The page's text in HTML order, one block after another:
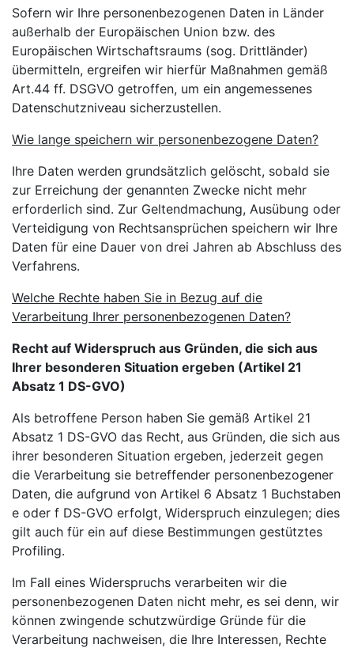
Sofern wir Ihre personenbezogenen Daten in Länder
außerhalb der Europäischen Union bzw. des
Europäischen Wirtschaftsraums (sog. Drittländer)
übermitteln, ergreifen wir hierfür Maßnahmen gemäß
Art.44 ff. DSGVO getroffen, um ein angemessenes
Datenschutzniveau sicherzustellen.
Wie lange speichern wir personenbezogene Daten?
Ihre Daten werden grundsätzlich gelöscht, sobald sie
zur Erreichung der genannten Zwecke nicht mehr
erforderlich sind. Zur Geltendmachung, Ausübung oder
Verteidigung von Rechtsansprüchen speichern wir Ihre
Daten für eine Dauer von drei Jahren ab Abschluss des
Verfahrens.
Welche Rechte haben Sie in Bezug auf die
Verarbeitung Ihrer personenbezogenen Daten?
Recht auf Widerspruch aus Gründen, die sich aus
Ihrer besonderen Situation ergeben (Artikel 21
Absatz 1 DS-GVO)
Als betroffene Person haben Sie gemäß Artikel 21
Absatz 1 DS-GVO das Recht, aus Gründen, die sich aus
ihrer besonderen Situation ergeben, jederzeit gegen
die Verarbeitung sie betreffender personenbezogener
Daten, die aufgrund von Artikel 6 Absatz 1 Buchstaben
e oder f DS-GVO erfolgt, Widerspruch einzulegen; dies
gilt auch für ein auf diese Bestimmungen gestütztes
Profiling.
Im Fall eines Widerspruchs verarbeiten wir die
personenbezogenen Daten nicht mehr, es sei denn, wir
können zwingende schutzwürdige Gründe für die
Verarbeitung nachweisen, die Ihre Interessen, Rechte